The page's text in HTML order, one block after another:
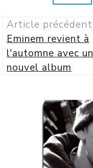
Article précédent
Eminem revient à
l'automne avec un
nouvel album